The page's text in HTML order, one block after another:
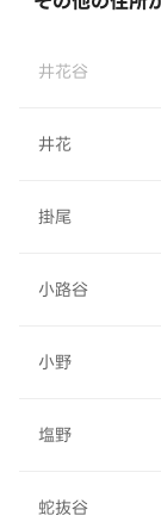
井花谷
井花
掛尾
小路谷
小野
塩野
蛇抜谷